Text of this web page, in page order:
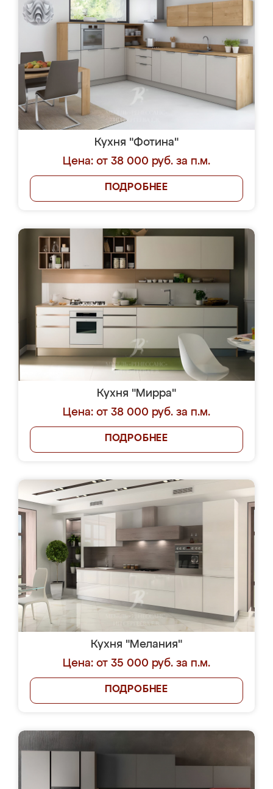
Кухня "Фотина"
Цена: от 38 000 руб. за п.м.
ПОДРОБНЕЕ
Кухня "Мирра"
Цена: от 38 000 руб. за п.м.
ПОДРОБНЕЕ
Кухня "Мелания"
Цена: от 35 000 руб. за п.м.
ПОДРОБНЕЕ